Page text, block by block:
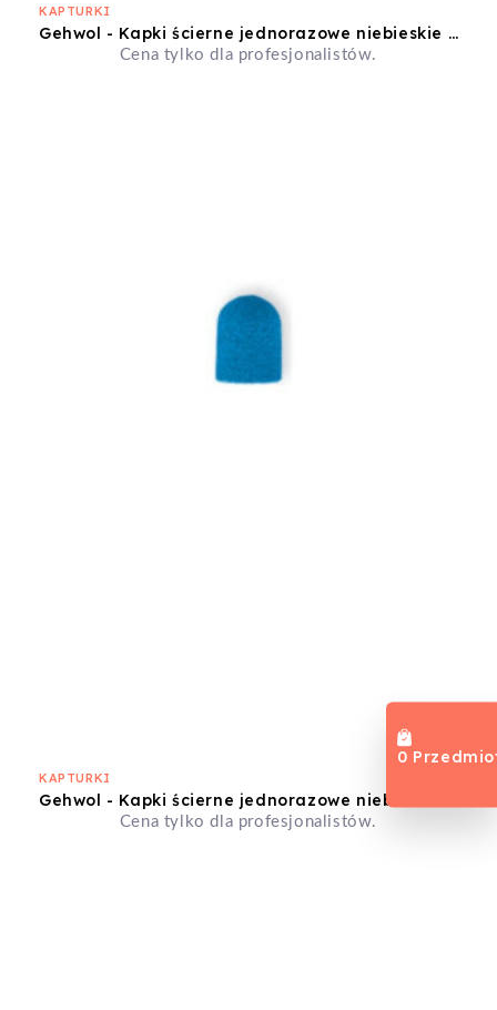
0
KAPTURKI
Gehwol - Kapki ścierne jednorazowe niebieskie 16mm gruboziarniste
Cena tylko dla profesjonalistów.
KAPTURKI
Cena tylko dla profesjonalistów.